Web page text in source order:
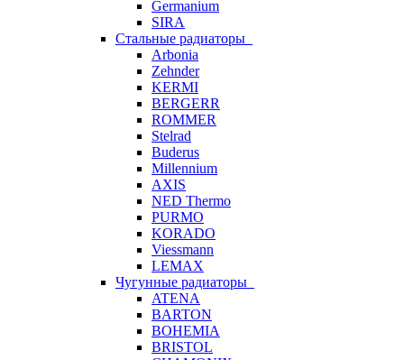
Germanium
SIRA
Стальные радиаторы
Arbonia
Zehnder
KERMI
BERGERR
ROMMER
Stelrad
Buderus
Millennium
AXIS
NED Thermo
PURMO
KORADO
Viessmann
LEMAX
Чугунные радиаторы
ATENA
BARTON
BOHEMIA
BRISTOL